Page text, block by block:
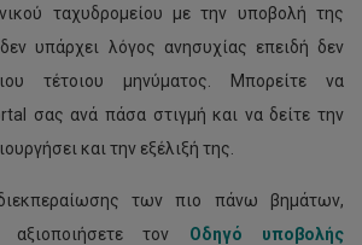
ταχυδρομείου με την υποβολή της
υπάρχει λόγος ανησυχίας επειδή δεν
τέτοιου μηνύματος. Μπορείτε να
σας ανά πάσα στιγμή και να δείτε την
και την εξέλιξή της.
των πιο πάνω βημάτων,
αξιοποιήσετε τον Οδηγό υποβολής